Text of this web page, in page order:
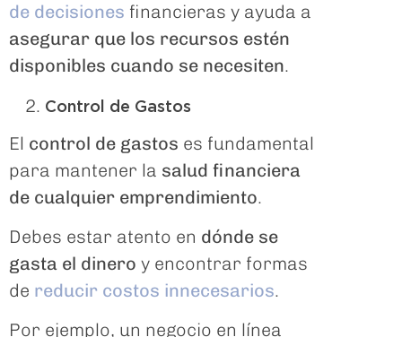
de decisiones financieras y ayuda a
asegurar que los recursos estén
disponibles cuando se necesiten.
Control de Gastos
El control de gastos es fundamental
para mantener la salud financiera
de cualquier emprendimiento.
Debes estar atento en dónde se
gasta el dinero y encontrar formas
de reducir costos innecesarios.
Por ejemplo, un negocio en línea